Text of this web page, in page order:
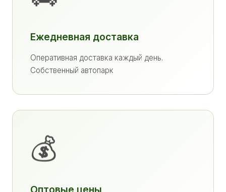
Ежедневная доставка
Оперативная доставка каждый день.
Собственный автопарк
💰
Оптовые цены